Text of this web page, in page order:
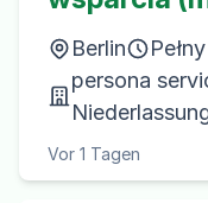
Berlin
persona
Vor 1 Tagen